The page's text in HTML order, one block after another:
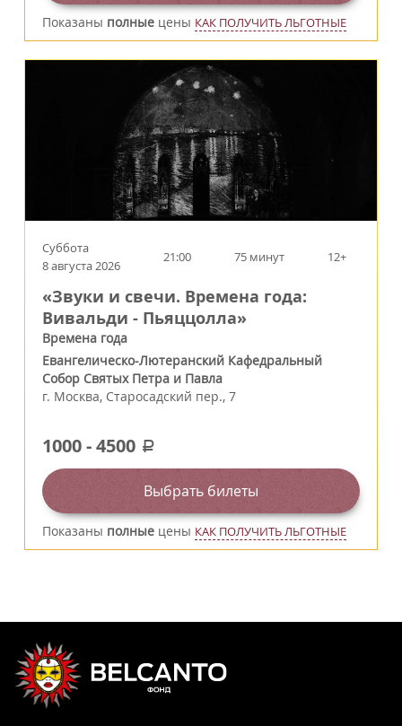
Показаны полные цены КАК ПОЛУЧИТЬ ЛЬГОТНЫЕ
Суббота
8 августа 2026
21:00 75 минут 12+
«Звуки и свечи. Времена года:
Вивальди - Пьяццолла»
Времена года
Евангелическо-Лютеранский Кафедральный
Собор Святых Петра и Павла
г. Москва, Старосадский пер., 7
1000-4500 a
Выбрать билеты
Показаны полные цены КАК ПОЛУЧИТЬ ЛЬГОТНЫЕ